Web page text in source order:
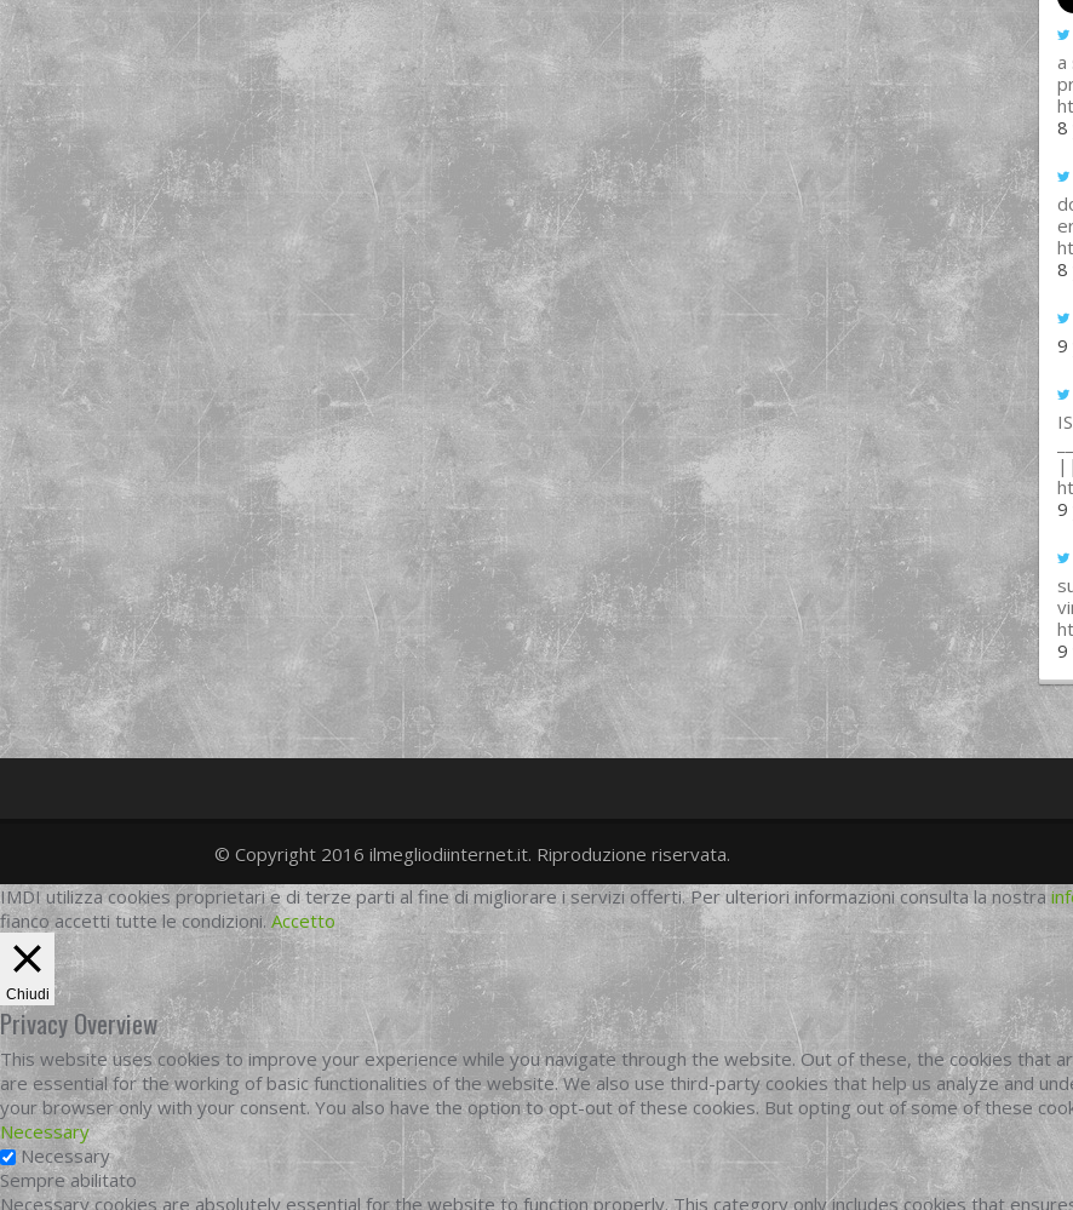
a
8
8
9
9
9
twittergoogleplus
facebook
© Copyright 2016 ilmegliodiinternet.it. Riproduzione riservata.
IMDI utilizza cookies proprietari e di terze parti al fine di migliorare i servizi offerti. Per ulteriori informazioni consulta la nostra
fianco accetti tutte le condizioni. Accetto
Chiudi
Privacy Overview
This website uses cookies to improve your experience while you navigate through the website. Out of these, the cookies that
are essential for the working of basic functionalities of the website. We also use third-party cookies that help us analyze and
your browser only with your consent. You also have the option to opt-out of these cookies. But opting out of some of these
Necessary
Necessary
Sempre abilitato
Necessary cookies are absolutely essential for the website to function properly. This category only includes cookies that